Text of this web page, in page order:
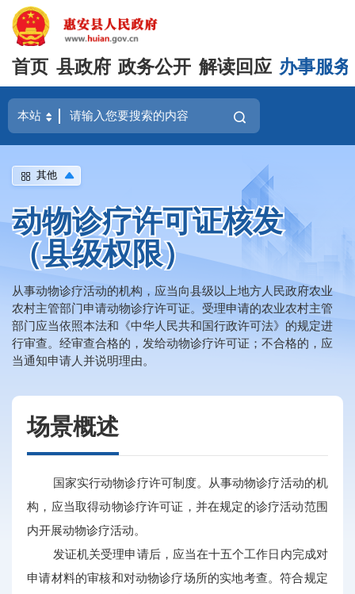
首页 县政府 政务公开 解读回应 办事服务
其他
动物诊疗许可证核发
（县级权限）
从事动物诊疗活动的机构，应当向县级以上地方人民政府农业
农村主管部门申请动物诊疗许可证。受理申请的农业农村主管
部门应当依照本法和《中华人民共和国行政许可法》的规定进
行审查。经审查合格的，发给动物诊疗许可证；不合格的，应
当通知申请人并说明理由。
场景概述
国家实行动物诊疗许可制度。从事动物诊疗活动的机
构，应当取得动物诊疗许可证，并在规定的诊疗活动范围
内开展动物诊疗活动。
发证机关受理申请后，应当在十五个工作日内完成对
申请材料的审核和对动物诊疗场所的实地考查。符合规定